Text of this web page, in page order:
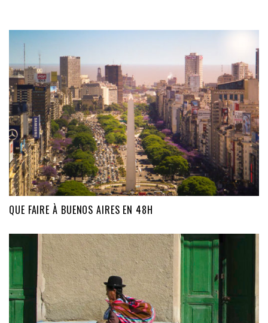
QUE FAIRE À BUENOS AIRES EN 48H